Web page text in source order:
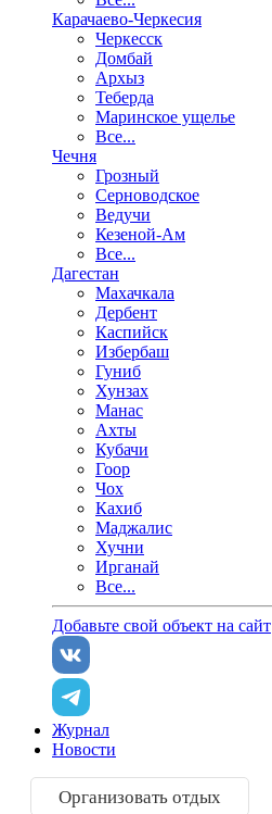
Карачаево-Черкесия
Черкесск
Домбай
Архыз
Теберда
Маринское ущелье
Все...
Чечня
Грозный
Серноводское
Ведучи
Кезеной-Ам
Все...
Дагестан
Махачкала
Дербент
Каспийск
Избербаш
Гуниб
Хунзах
Манас
Ахты
Кубачи
Гоор
Чох
Кахиб
Маджалис
Хучни
Ирганай
Все...
Добавьте свой объект на сайт
Журнал
Новости
Организовать отдых